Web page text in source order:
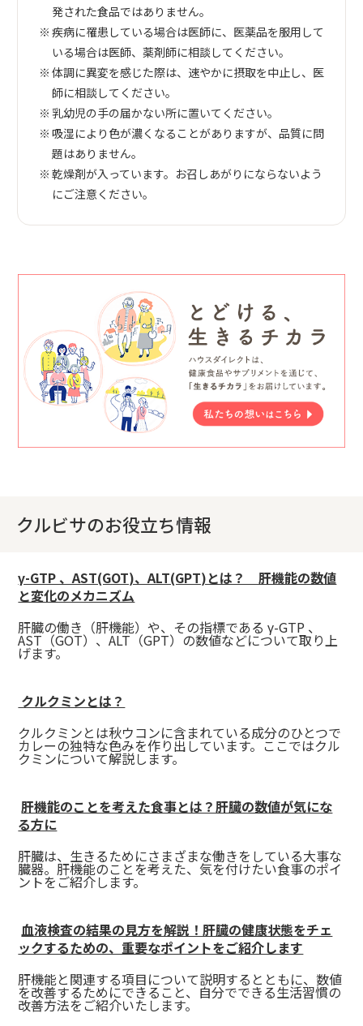
発された食品ではありません。
疾病に罹患している場合は医師に、医薬品を服用して
いる場合は医師、薬剤師に相談してください。
体調に異変を感じた際は、速やかに摂取を中止し、医
師に相談してください。
乳幼児の手の届かない所に置いてください。
吸湿により色が濃くなることがありますが、品質に問
題はありません。
乾燥剤が入っています。お召しあがりにならないよう
にご注意ください。
クルビサのお役立ち情報
γ-GTP 、AST(GOT)、ALT(GPT)とは？ 肝機能の数値
と変化のメカニズム
肝臓の働き（肝機能）や、その指標である γ-GTP 、
AST（GOT）、ALT（GPT）の数値などについて取り上
げます。
クルクミンとは？
クルクミンとは秋ウコンに含まれている成分のひとつで
カレーの独特な色みを作り出しています。ここではクル
クミンについて解説します。
肝機能のことを考えた食事とは？肝臓の数値が気にな
る方に
肝臓は、生きるためにさまざまな働きをしている大事な
臓器。 肝機能のことを考えた、気を付けたい食事のポイ
ントをご紹介します。
血液検査の結果の見方を解説！肝臓の健康状態をチェ
ックするための、重要なポイントをご紹介します
肝機能と関連する項目について説明するとともに、数値
を改善するためにできること、自分でできる生活習慣の
改善方法をご紹介いたします。